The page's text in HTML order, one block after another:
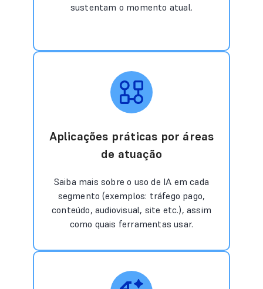
sustentam o momento atual.
Aplicações práticas por áreas
de atuação
Saiba mais sobre o uso de IA em cada
segmento (exemplos: tráfego pago,
conteúdo, audiovisual, site etc.), assim
como quais ferramentas usar.